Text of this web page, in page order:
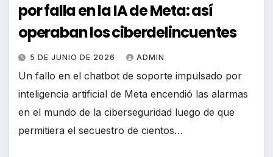
por falla en la IA de Meta: así
operaban los ciberdelincuentes
5 DE JUNIO DE 2026 ADMIN
Un fallo en el chatbot de soporte impulsado por
inteligencia artificial de Meta encendió las alarmas
en el mundo de la ciberseguridad luego de que
permitiera el secuestro de cientos…